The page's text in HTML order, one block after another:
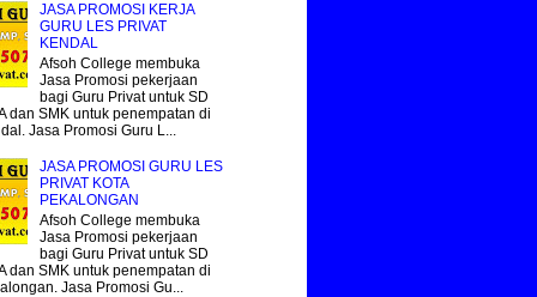
JASA PROMOSI KERJA
GURU LES PRIVAT
KENDAL
Afsoh College membuka
Jasa Promosi pekerjaan
bagi Guru Privat untuk SD
dan SMK untuk penempatan di
Jasa Promosi Guru L...
JASA PROMOSI GURU LES
PRIVAT KOTA
PEKALONGAN
Afsoh College membuka
Jasa Promosi pekerjaan
bagi Guru Privat untuk SD
dan SMK untuk penempatan di
Jasa Promosi Gu...